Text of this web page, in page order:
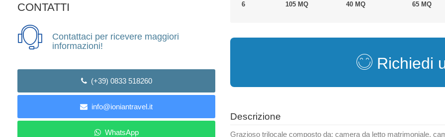
CONTATTI
Contattaci per ricevere maggiori
informazioni!
(+39) 0833 518260
info@ioniantravel.it
WhatsApp
6 105 MQ 40 MQ 65 MQ
Richiedi
Descrizione
Grazioso trilocale composto da: camera da letto matrimoniale,